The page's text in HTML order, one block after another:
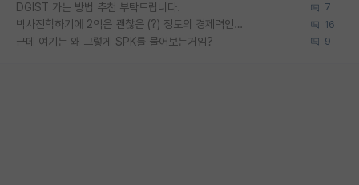
DGIST 가는 방법 추천 부탁드립니다. 7
박사진학하기에 2억은 괜찮은 (?) 정도의 경제력인가요 16
근데 여기는 왜 그렇게 SPK를 물어보는거임? 9